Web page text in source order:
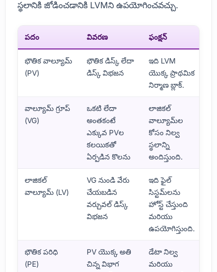
స్థలానికి జోడించడానికి LVMని ఉపయోగించవచ్చు.
పదం వివరణ ఫంక్షన్
భౌతిక వాల్యూమ్
(PV)
భౌతిక డిస్క్ లేదా
డిస్క్ విభజన
ఇది LVM
యొక్క ప్రాథమిక
నిర్మాణ బ్లాక్.
వాల్యూమ్ గ్రూప్
(VG)
ఒకటి లేదా
అంతకంటే
ఎక్కువ PVల
కలయికతో
ఏర్పడిన కొలను
లాజికల్
వాల్యూమ్‌ల
కోసం నిల్వ
స్థలాన్ని
అందిస్తుంది.
లాజికల్
వాల్యూమ్ (LV)
VG నుండి వేరు
చేయబడిన
వర్చువల్ డిస్క్
విభజన
ఇది ఫైల్
సిస్టమ్‌లను
హోస్ట్ చేస్తుంది
మరియు
ఉపయోగిస్తుంది.
భౌతిక పరిధి
(PE)
PV యొక్క అతి
చిన్న విభాగ
డేటా నిల్వ
మరియు